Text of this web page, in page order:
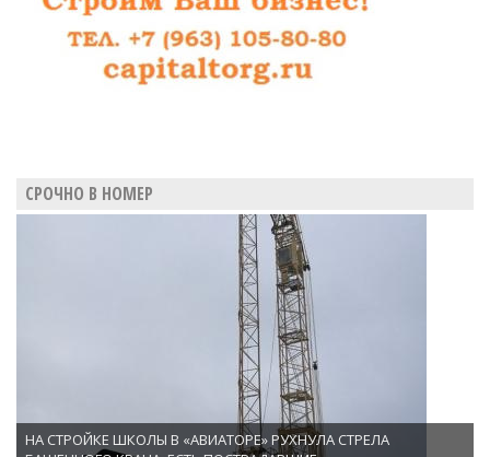
СРОЧНО В НОМЕР
НА СТРОЙКЕ ШКОЛЫ В «АВИАТОРЕ» РУХНУЛА СТРЕЛА